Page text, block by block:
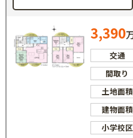
3,390
交通
間取り
土地面積
建物面積
小学校区